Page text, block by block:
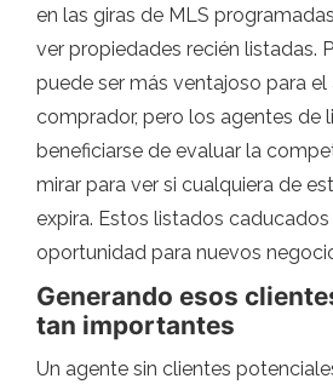
en las giras de MLS
ver propiedades recién listadas.
puede ser más ventajoso para el
comprador, pero los agentes de
beneficiarse de evaluar la
mirar para ver si cualquiera de
expira. Estos listados
oportunidad para nuevos
Generando esos
tan importantes
Un agente sin clientes